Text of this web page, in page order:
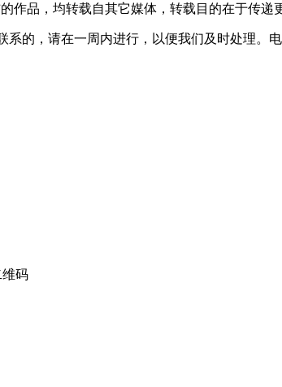
作品，均转载自其它媒体，转载目的在于传递
的，请在一周内进行，以便我们及时处理。电
维码